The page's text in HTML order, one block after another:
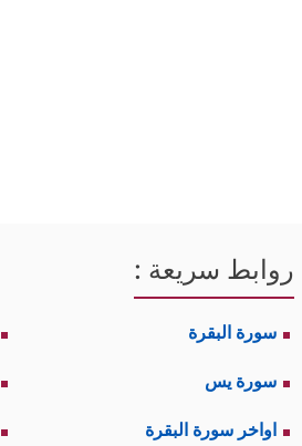
روابط سريعة :
سورة البقرة
سورة يس
اواخر سورة البقرة